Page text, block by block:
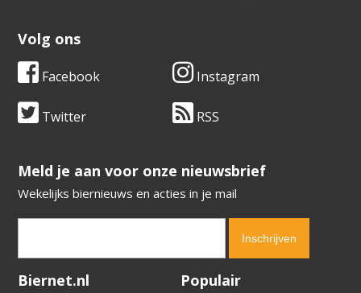
Volg ons
Facebook Instagram
Twitter RSS
​​​​​​​Meld je aan voor onze nieuwsbrief
Wekelijks biernieuws en acties in je mail
Verification code:
Biernet.nl Populair